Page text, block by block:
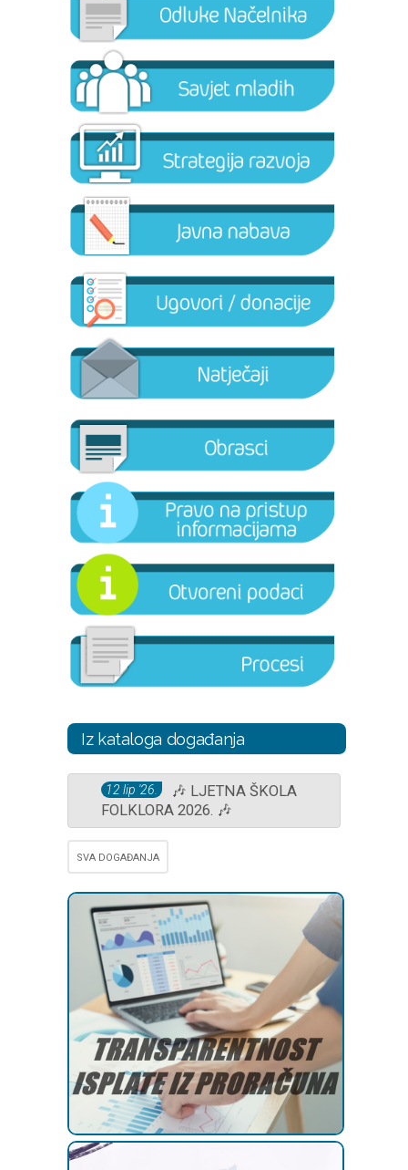
Iz kataloga događanja
12 lip '26.
🎶 LJETNA ŠKOLA
FOLKLORA 2026. 🎶
SVA DOGAĐANJA